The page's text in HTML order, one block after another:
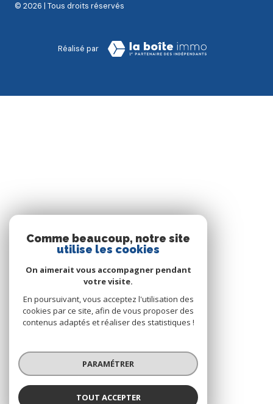
© 2026 | Tous droits réservés
Réalisé par
Comme beaucoup, notre site
utilise les cookies
On aimerait vous accompagner pendant
votre visite.
En poursuivant, vous acceptez l'utilisation des
cookies par ce site, afin de vous proposer des
contenus adaptés et réaliser des statistiques !
PARAMÉTRER
TOUT ACCEPTER